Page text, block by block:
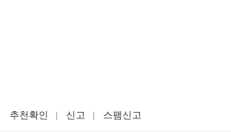
추천확인 신고 스팸신고